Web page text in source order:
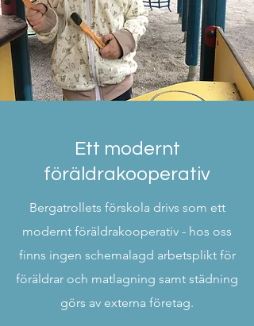
Ett modernt
föräldrakooperativ
Bergatrollets förskola drivs som ett
modernt föräldrakooperativ - hos oss
finns ingen schemalagd arbetsplikt för
föräldrar och matlagning samt städning
görs av externa företag.